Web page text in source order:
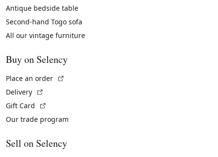
Antique bedside table
Second-hand Togo sofa
All our vintage furniture
Buy on Selency
Place an order
Delivery
Gift Card
Our trade program
Sell on Selency